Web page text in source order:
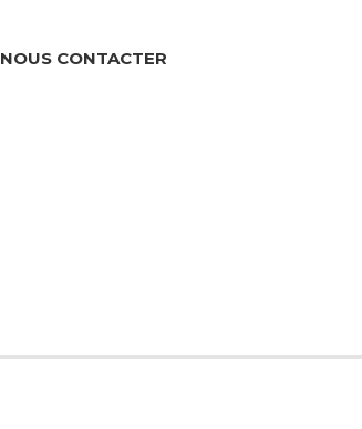
NOUS CONTACTER